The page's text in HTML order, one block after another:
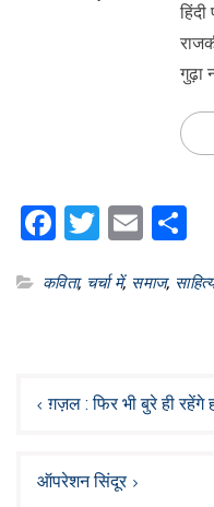
गुढ़ा
Facebook
Twitter
Email
कविता, चर्चा में, समाज,
navigation
ग़ज़ल : फिर भी बुरे ही रहेंगे
ऑपरेशन सिंदूर